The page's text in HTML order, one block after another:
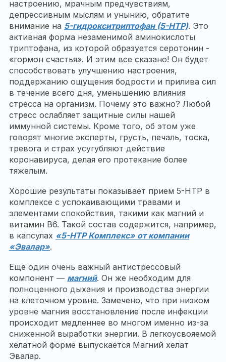
настроению, мрачным предчувствиям,
депрессивным мыслям и унынию, обратите
внимание на 5-гидрокситриптофан (5-НТР). Это
активная форма незаменимой аминокислоты
триптофана, из которой образуется серотонин -
«гормон счастья». И этим все сказано! Он будет
способствовать улучшению настроения,
поддержанию ощущения бодрости и прилива сил
в течение всего дня, уменьшению влияния
стресса на организм. Почему это важно? Любой
стресс ослабляет защитные силы нашей
иммунной системы. Кроме того, об этом уже
говорят многие эксперты, грусть, печаль, тоска,
тревога и страх усугубляют действие
коронавируса, делая его протекание более
тяжелым.
Хорошие результаты показывает прием 5-НТР в
комплексе с успокаивающими травами и
элементами спокойствия, такими как магний и
витамин В6. Такой состав содержится, например,
в капсулах «5-НТР Комплекс» от компании
«Эвалар».
Еще один очень важный антистрессовый
компонент — магний. Он же необходим для
полноценного дыхания и производства энергии
на клеточном уровне. Замечено, что при низком
уровне магния восстановление после инфекции
происходит медленнее во многом именно из-за
сниженной выработки энергии. В легкоусвояемой
хелатной форме выпускается Магний хелат
Эвалар.